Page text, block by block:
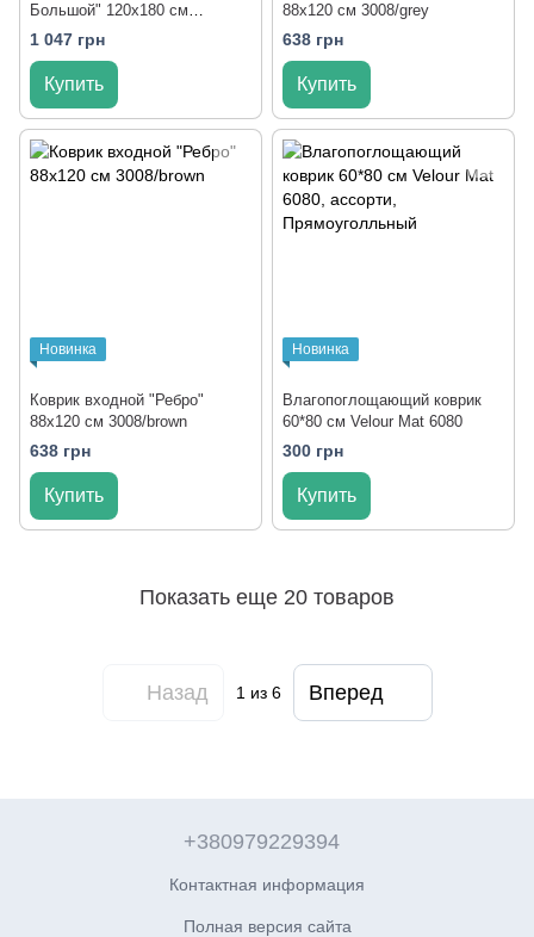
Большой" 120x180 см
3005/grey
1 047 грн
Купить
88x120 см 3008/grey
638 грн
Купить
Новинка
Коврик входной "Ребро"
88x120 см 3008/brown
638 грн
Купить
Новинка
Влагопоглощающий коврик
60*80 см Velour Mat 6080
300 грн
Купить
Показать еще 20 товаров
Назад 1из 6 Вперед
+380979229394
Контактная информация
Полная версия сайта